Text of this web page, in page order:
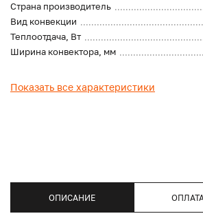
Страна производитель
Вид конвекции
Теплоотдача, Вт
Ширина конвектора, мм
Показать все характеристики
ОПИСАНИЕ